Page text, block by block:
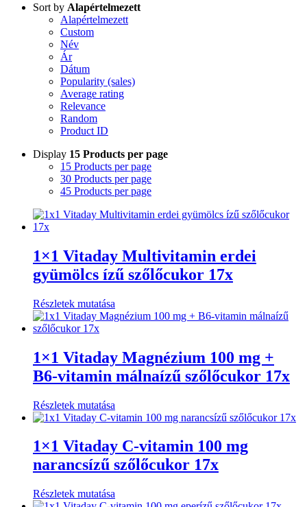
Sort by Alapértelmezett
Alapértelmezett
Custom
Név
Ár
Dátum
Popularity (sales)
Average rating
Relevance
Random
Product ID
Display 15 Products per page
15 Products per page
30 Products per page
45 Products per page
1×1 Vitaday Multivitamin erdei
gyümölcs ízű szőlőcukor 17x
Részletek mutatása
1×1 Vitaday Magnézium 100 mg +
B6-vitamin málnaízű szőlőcukor 17x
Részletek mutatása
1×1 Vitaday C-vitamin 100 mg
narancsízű szőlőcukor 17x
Részletek mutatása